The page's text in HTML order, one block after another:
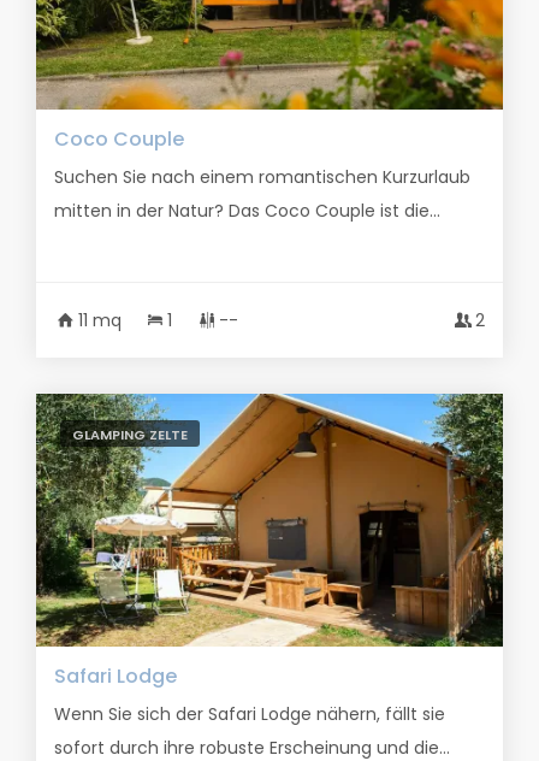
Coco Couple
Suchen Sie nach einem romantischen Kurzurlaub
mitten in der Natur? Das Coco Couple ist die...
11 mq 1 -- 2
GLAMPING ZELTE
Safari Lodge
Wenn Sie sich der Safari Lodge nähern, fällt sie
sofort durch ihre robuste Erscheinung und die...